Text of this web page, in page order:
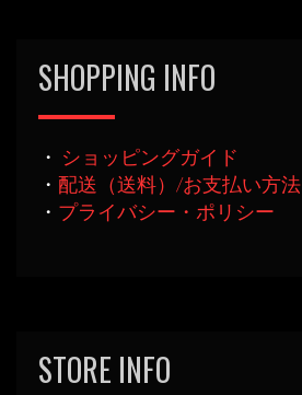
SHOPPING INFO
・ ショッピングガイド
・ 配送（送料）/お支払い方法
・ プライバシー・ポリシー
STORE INFO